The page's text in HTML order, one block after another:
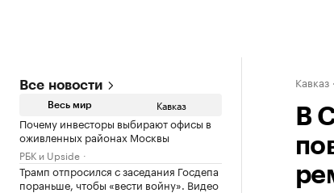
Все новости
Весь мир Кавказ
Почему инвесторы выбирают офисы в
оживленных районах Москвы
РБК и Upside
Трамп отпросился с заседания Госдепа
пораньше, чтобы «вести войну». Видео
Кавказ
В